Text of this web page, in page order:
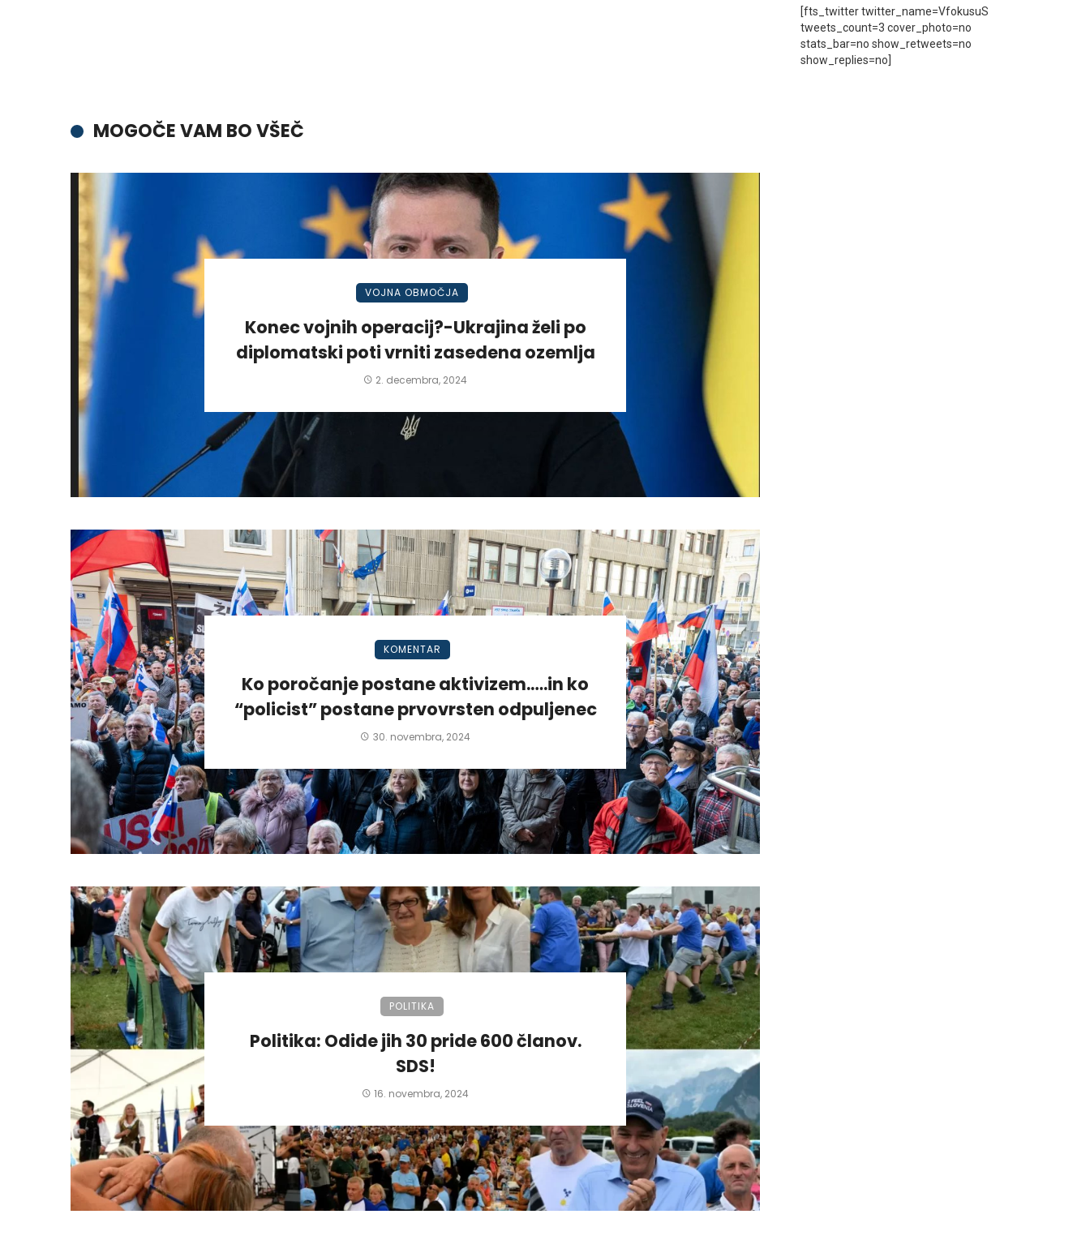
MOGOČE VAM BO VŠEČ
VOJNA OBMOČJA
Konec vojnih operacij?-Ukrajina želi po
diplomatski poti vrniti zasedena ozemlja
2. decembra, 2024
KOMENTAR
Ko poročanje postane aktivizem.….in ko
“policist” postane prvovrsten odpuljenec
30. novembra, 2024
POLITIKA
Politika: Odide jih 30 pride 600 članov.
SDS!
16. novembra, 2024
[fts_twitter twitter_name=VfokusuS
tweets_count=3 cover_photo=no
stats_bar=no show_retweets=no
show_replies=no]